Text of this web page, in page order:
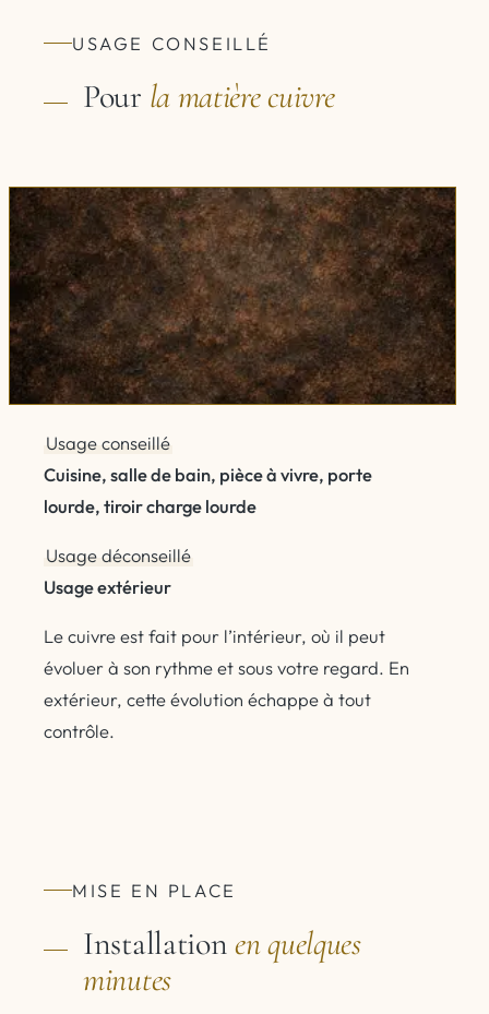
USAGE CONSEILLÉ
Pour la matièrecuivre
Usage conseillé
Cuisine, salle de bain, pièce à vivre, porte
lourde, tiroir charge lourde
Usage déconseillé
Usage extérieur
Le cuivre est fait pour l’intérieur, où il peut
évoluer à son rythme et sous votre regard. En
extérieur, cette évolution échappe à tout
contrôle.
MISE EN PLACE
Installationen quelques
minutes